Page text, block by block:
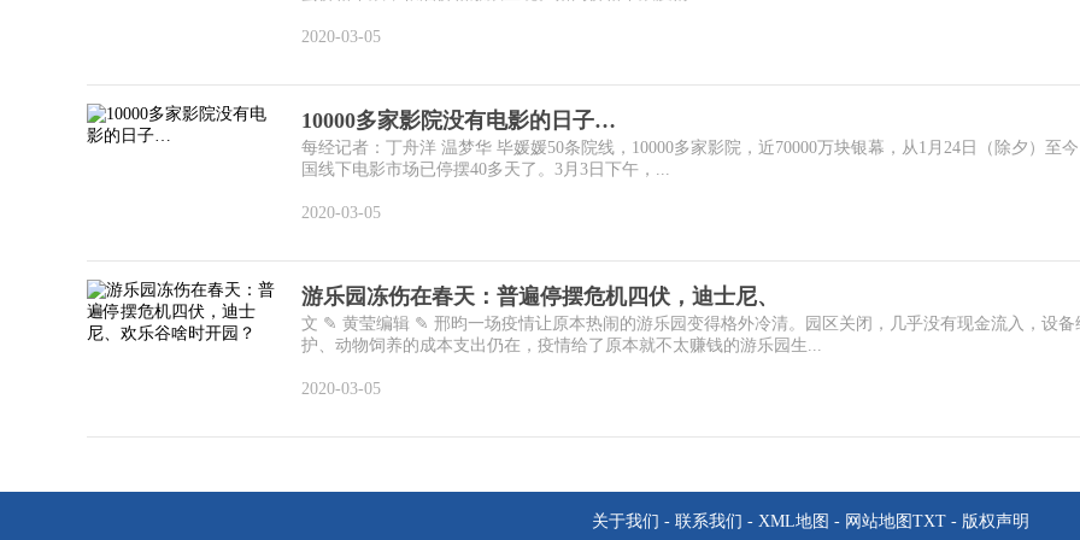
2020-03-05
10000多家影院没有电影的日子…
每经记者：丁舟洋 温梦华 毕媛媛50条院线，10000多家影院，近70000万块银幕，从1月24日（除夕）至
国线下电影市场已停摆40多天了。3月3日下午，...
2020-03-05
游乐园冻伤在春天：普遍停摆危机四伏，迪士尼、
文 ✎ 黄莹编辑 ✎ 邢昀一场疫情让原本热闹的游乐园变得格外冷清。园区关闭，几乎没有现金流入，设备
护、动物饲养的成本支出仍在，疫情给了原本就不太赚钱的游乐园生...
2020-03-05
关于我们 - 联系我们 - XML地图 - 网站地图 TXT- 版权声明